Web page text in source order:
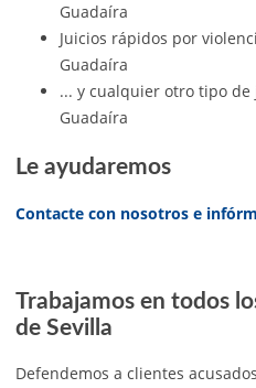
Guadaíra
Juicios rápidos por
Guadaíra
... y cualquier otro tipo
Guadaíra
Le ayudaremos
Contacte con nosotros e
Trabajamos en todos
de Sevilla
Defendemos a clientes